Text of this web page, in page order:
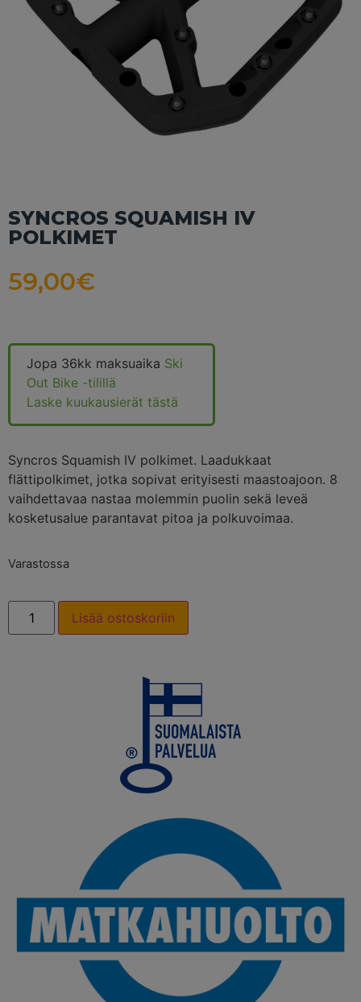
SYNCROS SQUAMISH IV
POLKIMET
59,00€
Jopa 36kk maksuaika Ski
Out Bike -tilillä
Laske kuukausierät tästä
Syncros Squamish IV polkimet. Laadukkaat
flättipolkimet, jotka sopivat erityisesti maastoajoon. 8
vaihdettavaa nastaa molemmin puolin sekä leveä
kosketusalue parantavat pitoa ja polkuvoimaa.
Varastossa
Lisää ostoskoriin